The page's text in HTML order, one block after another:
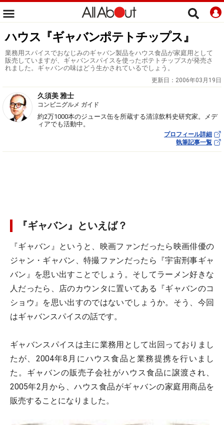
ハウス『ギャバンポテトチップス』
業務用スパイスでおなじみのギャバン製品をハウス食品が家庭用として
販売していますが、ギャバンスパイスを使ったポテトチップスが発売さ
れました。ギャバンの味はどう生かされているでしょう。
更新日： 2006年03月19日
久須美 雅士
コンビニグルメ ガイド
約2万1000本のジュース缶を所蔵する清涼飲料史研究家。メデ
ィアでも活動中。
プロフィール詳細
執筆記事一覧
『ギャバン』といえば？
『ギャバン』というと、映画ファンだったら映画俳優の
ジャン・ギャバン、特撮ファンだったら『宇宙刑事ギャ
バン』を思い出すことでしょう。そしてラーメン好きな
人だったら、店のカウンタに置いてある『ギャバンのコ
ショウ』を思い出すのではないでしょうか。そう、今回
はギャバンスパイスの話です。
ギャバンスパイスは主に業務用として出回っておりまし
たが、2004年8月にハウス食品と業務提携を行いまし
た。ギャバンの販売子会社がハウス食品に譲渡され、
2005年2月から、ハウス食品がギャバンの家庭用商品を
販売することになりました。